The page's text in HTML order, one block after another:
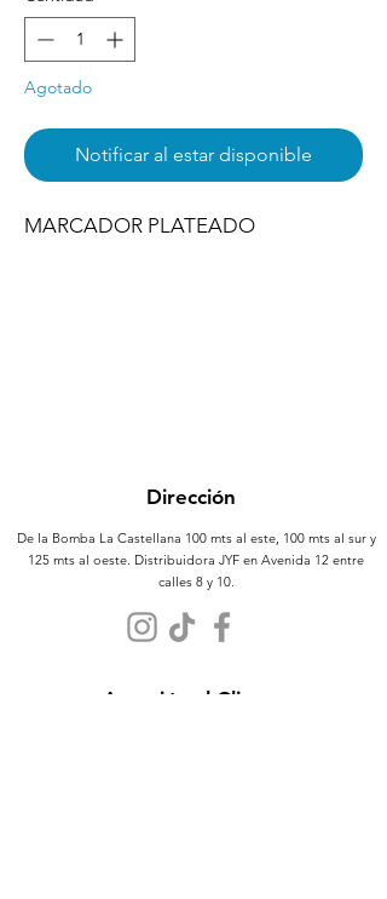
Agotado
Notificar al estar disponible
MARCADOR PLATEADO
Dirección
De la Bomba La Castellana 100 mts al este, 100 mts al sur y
125 mts al oeste. Distribuidora JYF en Avenida 12 entre
calles 8 y 10.
Atención al Cliente